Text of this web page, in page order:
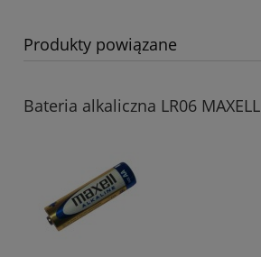
Produkty powiązane
Bateria alkaliczna LR06 MAXELL